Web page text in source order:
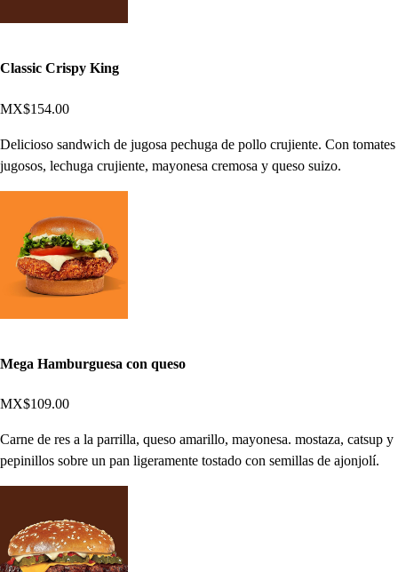
Classic Crispy King
MX$154.00
Delicioso sandwich de jugosa pechuga de pollo crujiente. Con tomates
jugosos, lechuga crujiente, mayonesa cremosa y queso suizo.
Mega Hamburguesa con queso
MX$109.00
Carne de res a la parrilla, queso amarillo, mayonesa. mostaza, catsup y
pepinillos sobre un pan ligeramente tostado con semillas de ajonjolí.